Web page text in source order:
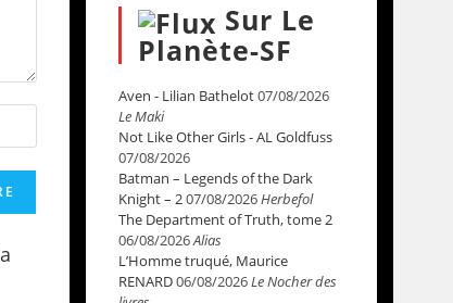
Sur Le
Planète-SF
Aven - Lilian Bathelot07/08/2026
Le Maki
Not Like Other Girls - AL Goldfuss
07/08/2026
Batman – Legends of the Dark
Knight – 207/08/2026Herbefol
The Department of Truth, tome 2
06/08/2026Alias
L’Homme truqué, Maurice
RENARD06/08/2026Le Nocher des